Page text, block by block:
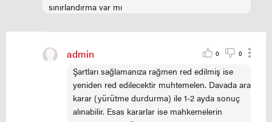
sınırlandırma var mı
admin 0 0
Şartları sağlamanıza rağmen red edilmiş ise
yeniden red edilecektir muhtemelen. Davada ara
karar (yürütme durdurma) ile 1-2 ayda sonuç
alınabilir. Esas kararlar ise mahkemelerin